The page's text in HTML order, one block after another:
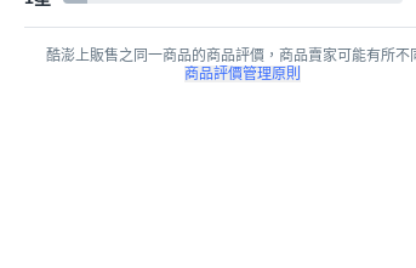
酷澎上販售之同一商品的商品評價，商品賣家可能有所不
商品評價管理原則